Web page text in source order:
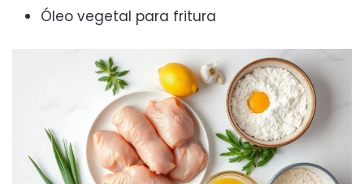
Óleo vegetal para fritura